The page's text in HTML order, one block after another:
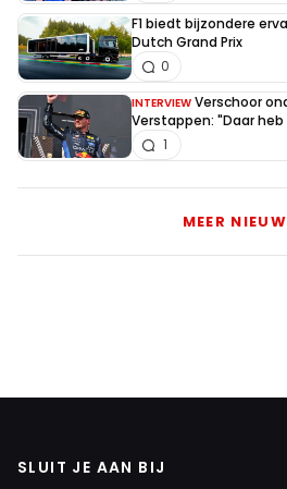
F1 biedt bijzondere
Dutch Grand Prix
0
INTERVIEW Verschoor
Verstappen: "Daar
1
MEER
SLUIT JE AAN BIJ